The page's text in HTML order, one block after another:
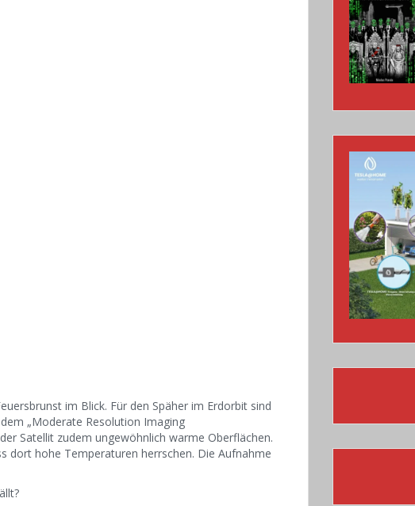
im Blick. Für den Späher im Erdorbit sind
„Moderate Resolution Imaging
Satellit zudem ungewöhnlich warme Oberflächen.
dort hohe Temperaturen herrschen. Die Aufnahme